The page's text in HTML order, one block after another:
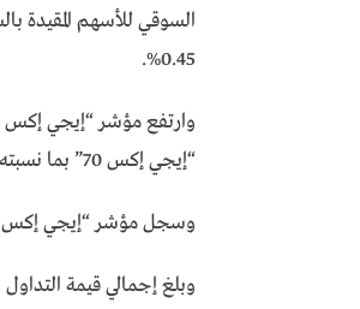
0.45%.
“إيجي إكس 70” بما نسبته 0.26%، ليصل إلى 3525.56 نقطة.
وسجل مؤشر “إيجي إكس 100” الأوسع نطاقًا نموًا بنسبة 0.5%، منهيًا التعاملات عند مستوى 5196.85 نقطة.